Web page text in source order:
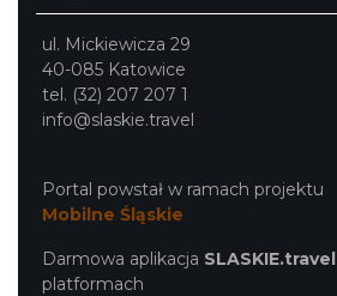
ul. Mickiewicza 29
40-085 Katowice
tel. (32) 207 207 1
info@slaskie.travel
Portal powstał w ramach projektu
Mobilne Śląskie
Darmowa aplikacja SLASKIE.travel
platformach